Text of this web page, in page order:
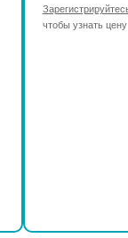
чтобы узнать цену